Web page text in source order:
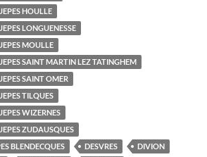
HOULLE
LONGUENESSE
MOULLE
SAINT MARTIN LEZ TATINGHEM
SAINT OMER
TILQUES
WIZERNES
ZUDAUSQUES
BLENDECQUES
DESVRES
DIVION